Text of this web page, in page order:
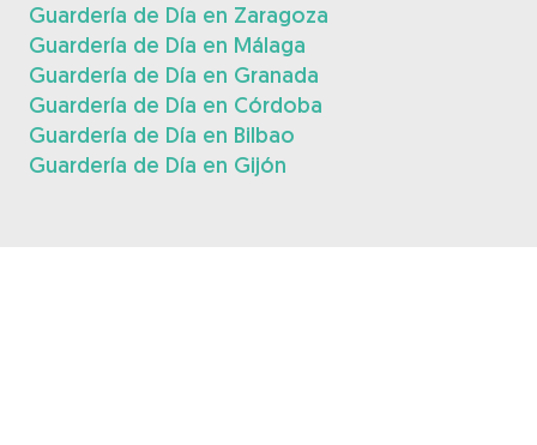
Guardería de Día en Zaragoza
Guardería de Día en Málaga
Guardería de Día en Granada
Guardería de Día en Córdoba
Guardería de Día en Bilbao
Guardería de Día en Gijón